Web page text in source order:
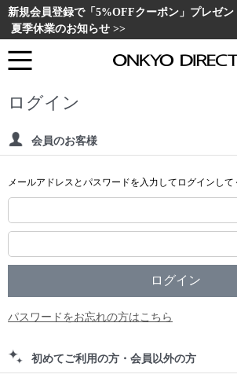
新規会員登録で「5%OFFクーポン」プレゼン
夏季休業のお知らせ >>
ログイン
会員のお客様
メールアドレスとパスワードを入力してログインして
パスワードをお忘れの方はこちら
初めてご利用の方・会員以外の方